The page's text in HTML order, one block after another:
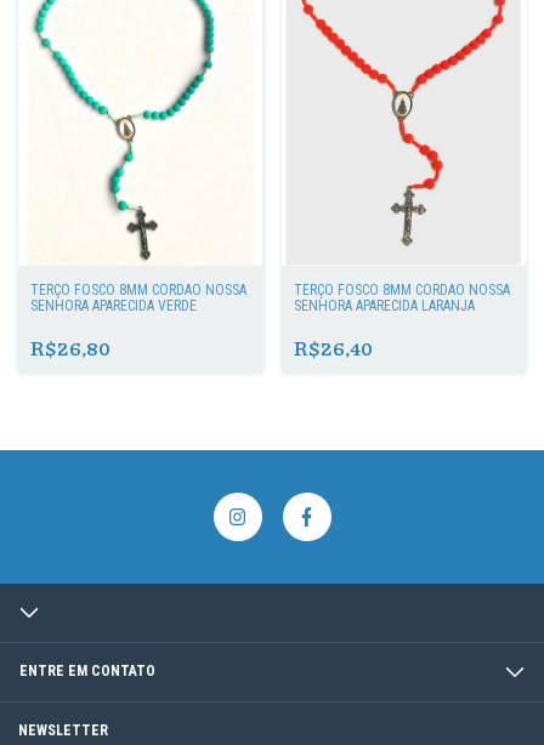
TERÇO FOSCO 8MM CORDÃO NOSSA
SENHORA APARECIDA VERDE
R$26,80
TERÇO FOSCO 8MM CORDÃO NOSSA
SENHORA APARECIDA LARANJA
R$26,40
ENTRE EM CONTATO
NEWSLETTER